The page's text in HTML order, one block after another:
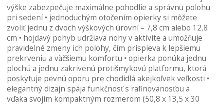
výške zabezpečuje maximálne pohodlie a správnu polohu
pri sedení • jednoduchým otočením opierky si môžete
zvoliť jednu z dvoch výškových úrovní – 7,8 cm alebo 12,8
cm • hojdavý pohyb udržiava nohy v aktivite a umožňuje
pravidelné zmeny ich polohy, čím prispieva k lepšiemu
prekrveniu a väčšiemu komfortu • opierka ponúka jednu
plochú a jednu zakrivenú protišmykovú platformu, ktorá
poskytuje pevnú oporu pre chodidlá akejkoľvek veľkosti •
elegantný dizajn spája funkčnosť s rafinovanosťou a
vďaka svojim kompaktným rozmerom (50,8 x 13,5 x 30